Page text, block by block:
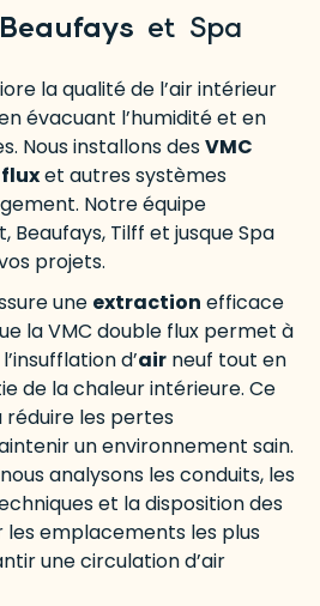
et Spa
la qualité de l’air intérieur
évacuant l’humidité et en
Nous installons desVMC
et autres systèmes
Notre équipe
Beaufays, Tilff et jusque Spa
projets.
une extraction efficace
la VMC double flux permet à
d’air neuf tout en
de la chaleur intérieure. Ce
les pertes
un environnement sain.
analysons les conduits, les
et la disposition des
les emplacements les plus
une circulation d’air